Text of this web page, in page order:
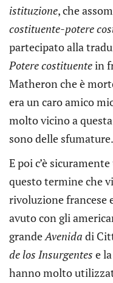
istituzione, che
costituente-potere
partecipato alla
Potere costituentein
Matheron che è
era un caro amico
molto vicino a
sono delle sfumature.
E poi c’è
questo termine che
rivoluzione francese
avuto con gli
grandeAvenida di
de los Insurgentes e
hanno molto